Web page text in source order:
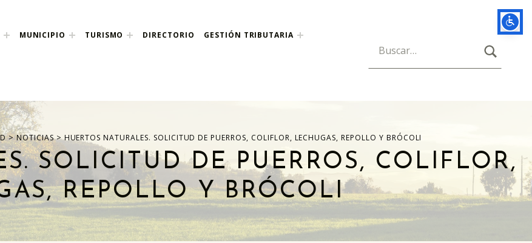
MUNICIPIO TURISMO DIRECTORIO GESTIÓN TRIBUTARIA
Búsqueda para:
>NOTICIAS>HUERTOS NATURALES. SOLICITUD DE PUERROS, COLIFLOR, LECHUGAS, REPOLLO Y BRÓCOLI
SOLICITUD DE PUERROS, COLIFLOR,
REPOLLO Y BRÓCOLI